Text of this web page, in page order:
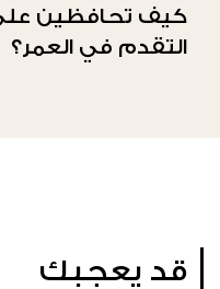
كيف تحافظين
التقدم في العمر؟
قد يعجبك